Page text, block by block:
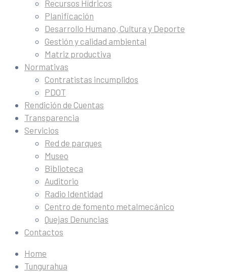
Recursos Hídricos
Planificación
Desarrollo Humano, Cultura y Deporte
Gestión y calidad ambiental
Matriz productiva
Normativas
Contratistas incumplidos
PDOT
Rendición de Cuentas
Transparencia
Servicios
Red de parques
Museo
Biblioteca
Auditorio
Radio Identidad
Centro de fomento metalmecánico
Quejas Denuncias
Contactos
Home
Tungurahua